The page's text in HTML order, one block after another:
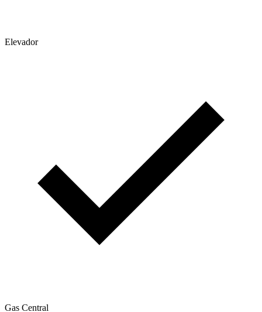
Elevador
Gas Central